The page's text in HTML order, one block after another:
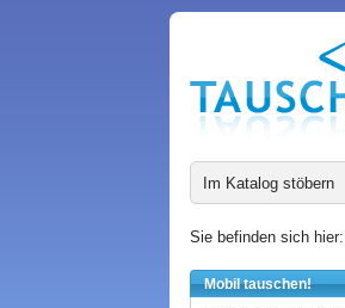
Im Katalog stöbern
Sie befinden sich hier:
Mobil tauschen!